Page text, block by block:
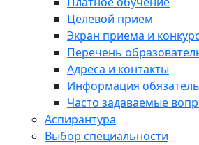
Целевой прием
Экран приема и
Перечень
Адреса и контакты
Информация
Часто задаваемые
Аспирантура
Выбор специальности